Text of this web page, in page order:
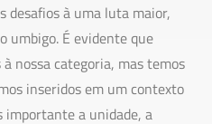
desafios à uma luta maior,
umbigo. É evidente que
nossa categoria, mas temos
inseridos em um contexto
importante a unidade, a